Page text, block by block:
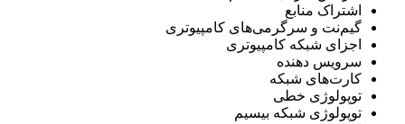
اشتراک منابع
گیم‌نت و سرگرمی‌های کامپیوتری
اجزای شبکه کامپیوتری
سرویس دهنده
کارت‌های شبکه
توپولوژی خطی
توپولوژی شبکه بیسیم